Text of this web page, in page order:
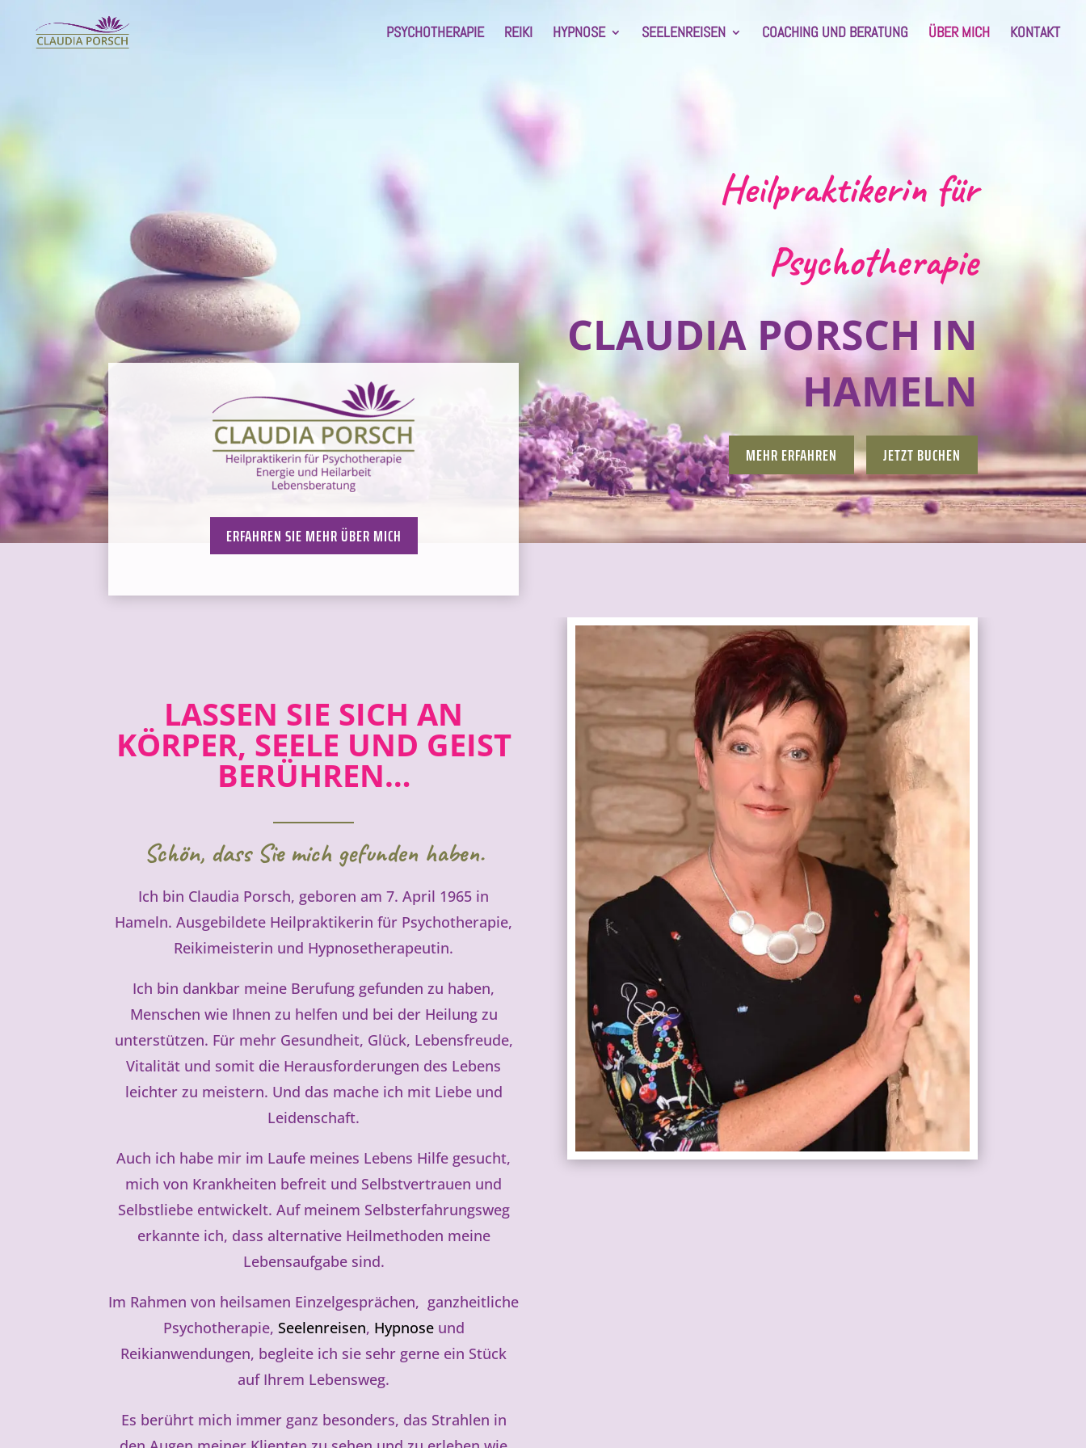
PSYCHOTHERAPIE REIKI HYPNOSE SEELENREISEN COACHING UND BERATUNG ÜBER MICH KONTAKT
Heilpraktikerin für
Psychotherapie
CLAUDIA PORSCH IN
HAMELN
MEHR ERFAHREN JETZT BUCHEN
ERFAHREN SIE MEHR ÜBER MICH
LASSEN SIE SICH AN
KÖRPER, SEELE UND GEIST
BERÜHREN…
Schön, dass Sie mich gefunden haben.
Ich bin Claudia Porsch, geboren am 7. April 1965 in
Hameln. Ausgebildete Heilpraktikerin für Psychotherapie,
Reikimeisterin und Hypnosetherapeutin.
Ich bin dankbar meine Berufung gefunden zu haben,
Menschen wie Ihnen zu helfen und bei der Heilung zu
unterstützen. Für mehr Gesundheit, Glück, Lebensfreude,
Vitalität und somit die Herausforderungen des Lebens
leichter zu meistern. Und das mache ich mit Liebe und
Leidenschaft.
Auch ich habe mir im Laufe meines Lebens Hilfe gesucht,
mich von Krankheiten befreit und Selbstvertrauen und
Selbstliebe entwickelt. Auf meinem Selbsterfahrungsweg
erkannte ich, dass alternative Heilmethoden meine
Lebensaufgabe sind.
Im Rahmen von heilsamen Einzelgesprächen, ganzheitliche
Psychotherapie, Seelenreisen, Hypnoseund
Reikianwendungen, begleite ich sie sehr gerne ein Stück
auf Ihrem Lebensweg.
Es berührt mich immer ganz besonders, das Strahlen in